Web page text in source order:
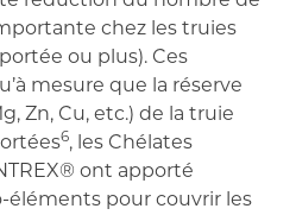
chez les truies
ou plus). Ces
mesure que la réserve
Zn, Cu, etc.) de la truie
6, les Chélates
ont apporté
éléments pour couvrir les